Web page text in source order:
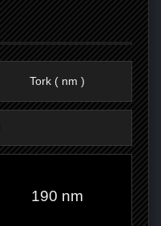
Tork ( nm )
190 nm